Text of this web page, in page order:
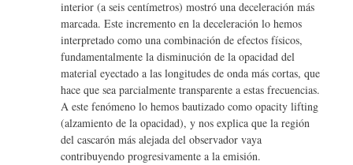
interior (a seis centímetros) mostró una deceleración más
marcada. Este incremento en la deceleración lo hemos
interpretado como una combinación de efectos físicos,
fundamentalmente la disminución de la opacidad del
material eyectado a las longitudes de onda más cortas, que
hace que sea parcialmente transparente a estas frecuencias.
A este fenómeno lo hemos bautizado como opacity lifting
(alzamiento de la opacidad), y nos explica que la región
del cascarón más alejada del observador vaya
contribuyendo progresivamente a la emisión.